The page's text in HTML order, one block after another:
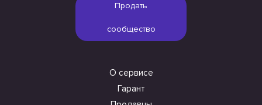
Продать
сообщество
О сервисе
Гарант